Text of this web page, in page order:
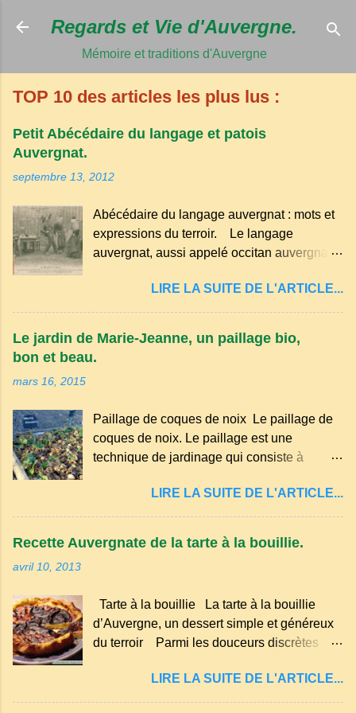
Accéder
Regards et Vie d'Auvergne.
Mémoire et traditions d'Auvergne
TOP 10 des articles les plus lus :
Petit Abécédaire du langage et patois
Auvergnat.
septembre 13, 2012
Abécédaire du langage auvergnat : mots et
expressions du terroir. Le langage
auvergnat, aussi appelé occitan auvergnat ,
principalement en Auvergne et dans
certaines parties du Massif central . Il
et est classé parmi les dialectes du nord-
Par exemple, on trouve des mots typiques
comme "agourer" (s'accroupir) ou "aze"
(âne, utilisé aussi pour désigner quelqu'un
Auvergne particulièrement du Puy-de-
Dôme . A Adrillier : arbres de la famille...
LIRE LA SUITE DE L'ARTICLE...
Le jardin de Marie-Jeanne, un paillage bio,
bon et beau.
mars 16, 2015
Paillage de coques de noix Le paillage de
coques de noix. Le paillage est une
technique de jardinage qui consiste à
organiques, minéraux ou synthétiques pour
le protéger et améliorer sa fertilité. Il
présente plusieurs avantages : Réduction
des arrosages : Le paillage limite
empêche la lumière d'atteindre le sol, ce qui
freine la germination des adventices.
Protection contre les intempéries : Il
chaleur excessive en été. Amélioration de la
structure du sol : Les paillis organiques se
LIRE LA SUITE DE L'ARTICLE...
Recette Auvergnate de la tarte à la bouillie.
avril 10, 2013
Tarte à la bouillie La tarte à la bouillie
d’Auvergne, un dessert simple et généreux
du terroir Parmi les douceurs discrètes
la tarte à la bouillie occupe une place à part.
Transmise de génération en génération, elle
LIRE LA SUITE DE L'ARTICLE...